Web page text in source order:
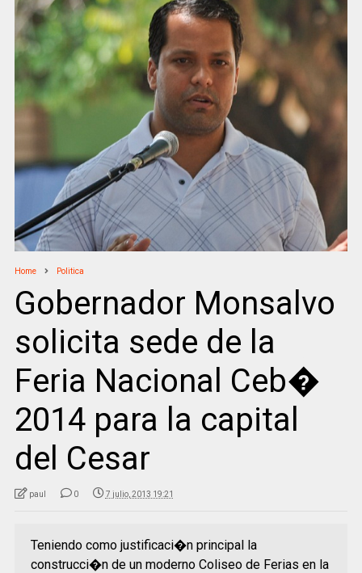
Home Politica
Gobernador Monsalvo
solicita sede de la
Feria Nacional Ceb�
2014 para la capital
del Cesar
paul 0 7 julio, 2013 19:21
Teniendo como justificaci�n principal la
construcci�n de un moderno Coliseo de Ferias en la